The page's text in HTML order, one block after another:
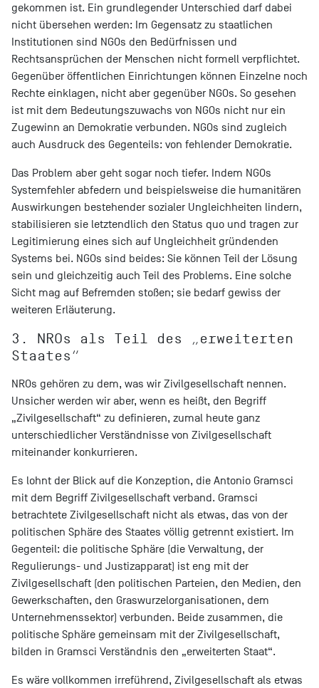
gekommen ist. Ein grundlegender Unterschied darf dabei
nicht übersehen werden: Im Gegensatz zu staatlichen
Institutionen sind NGOs den Bedürfnissen und
Rechtsansprüchen der Menschen nicht formell verpflichtet.
Gegenüber öffentlichen Einrichtungen können Einzelne noch
Rechte einklagen, nicht aber gegenüber NGOs. So gesehen
ist mit dem Bedeutungszuwachs von NGOs nicht nur ein
Zugewinn an Demokratie verbunden. NGOs sind zugleich
auch Ausdruck des Gegenteils: von fehlender Demokratie.
Das Problem aber geht sogar noch tiefer. Indem NGOs
Systemfehler abfedern und beispielsweise die humanitären
Auswirkungen bestehender sozialer Ungleichheiten lindern,
stabilisieren sie letztendlich den Status quo und tragen zur
Legitimierung eines sich auf Ungleichheit gründenden
Systems bei. NGOs sind beides: Sie können Teil der Lösung
sein und gleichzeitig auch Teil des Problems. Eine solche
Sicht mag auf Befremden stoßen; sie bedarf gewiss der
weiteren Erläuterung.
3. NROs als Teil des „erweiterten
Staates“
NROs gehören zu dem, was wir Zivilgesellschaft nennen.
Unsicher werden wir aber, wenn es heißt, den Begriff
„Zivilgesellschaft“ zu definieren, zumal heute ganz
unterschiedlicher Verständnisse von Zivilgesellschaft
miteinander konkurrieren.
Es lohnt der Blick auf die Konzeption, die Antonio Gramsci
mit dem Begriff Zivilgesellschaft verband. Gramsci
betrachtete Zivilgesellschaft nicht als etwas, das von der
politischen Sphäre des Staates völlig getrennt existiert. Im
Gegenteil: die politische Sphäre (die Verwaltung, der
Regulierungs- und Justizapparat) ist eng mit der
Zivilgesellschaft (den politischen Parteien, den Medien, den
Gewerkschaften, den Graswurzelorganisationen, dem
Unternehmenssektor) verbunden. Beide zusammen, die
politische Sphäre gemeinsam mit der Zivilgesellschaft,
bilden in Gramsci Verständnis den „erweiterten Staat“.
Es wäre vollkommen irreführend, Zivilgesellschaft als etwas